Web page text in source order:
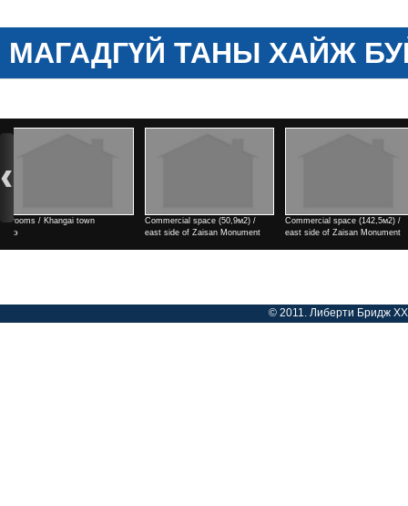
МАГАДГҮЙ ТАНЫ ХАЙЖ
Commercial space (50,9м2) /
east side of Zaisan Monument
Commercial space (142,5м2) /
east side of Zaisan Monument
Commercial space (182м2) /
side of Zaisan Monument
© 2011. Либерти Бридж